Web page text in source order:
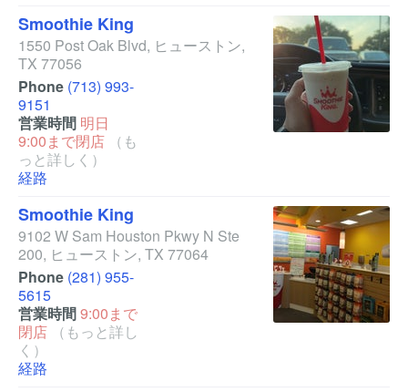
Smoothie King
1550 Post Oak Blvd, ヒューストン,
TX 77056
Phone (713) 993-
9151
営業時間 明日
9:00まで閉店
（も
っと詳しく）
経路
Smoothie King
9102 W Sam Houston Pkwy N Ste
200, ヒューストン, TX 77064
Phone (281) 955-
5615
営業時間9:00まで
閉店
（もっと詳し
く）
経路